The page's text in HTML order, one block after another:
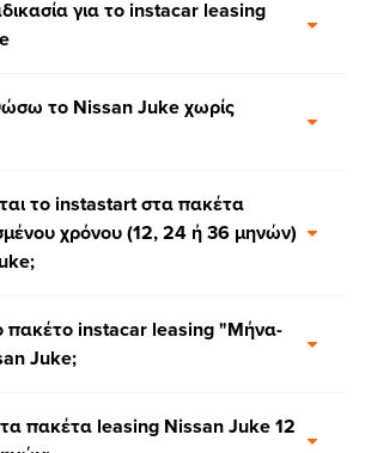
για το instacar leasing
το Nissan Juke χωρίς
το instastart στα πακέτα
χρόνου (12, 24 ή 36 μηνών)
πακέτο instacar leasing "Μήνα-
Juke;
πακέτα leasing Nissan Juke 12